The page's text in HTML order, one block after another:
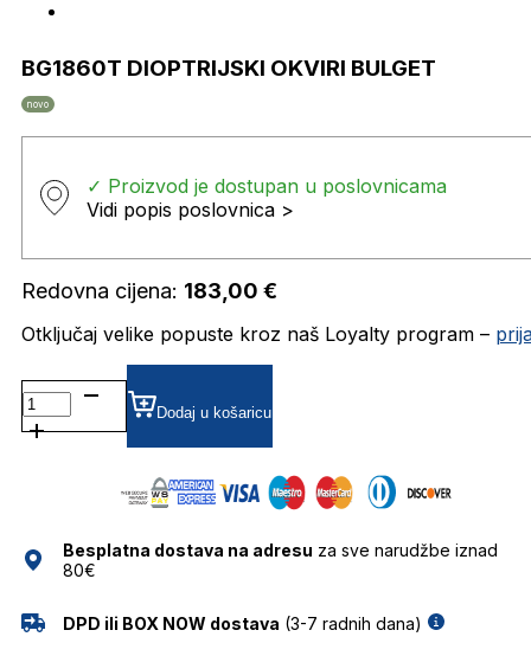
BG1860T DIOPTRIJSKI OKVIRI BULGET
novo
✓ Proizvod je dostupan u poslovnicama
Vidi popis poslovnica >
Redovna cijena: 183,00 €
Otključaj velike popuste kroz naš Loyalty program –
BG1860T DIOPTRIJSKI
OKVIRI
BULGET
Dodaj u košaricu
Besplatna dostava na adresu za sve narudžbe iznad
80€
DPD ili BOX NOW dostava (3-7 radnih dana)